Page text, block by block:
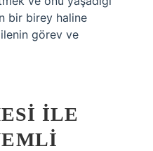
bir birey haline
görev ve
ILE